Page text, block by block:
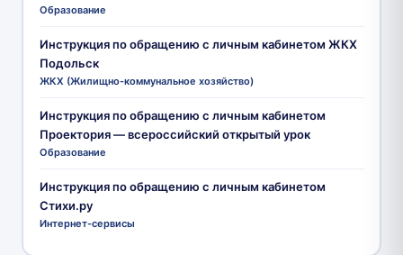
Образование
Инструкция по обращению с личным кабинетом ЖКХ
Подольск
ЖКХ (Жилищно-коммунальное хозяйство)
Инструкция по обращению с личным кабинетом
Проектория — всероссийский открытый урок
Образование
Инструкция по обращению с личным кабинетом
Стихи.ру
Интернет-сервисы